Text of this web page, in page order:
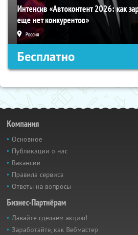
Интенсив «Автоконтент 2026: как
еще нет конкурентов»
Россия
Бесплатно
Компания
Основное
Публикации о нас
Вакансии
Правила сервиса
Ответы на вопросы
Бизнес-Партнёрам
Давайте сделаем акцию!
Заработайте, как Вебмастер